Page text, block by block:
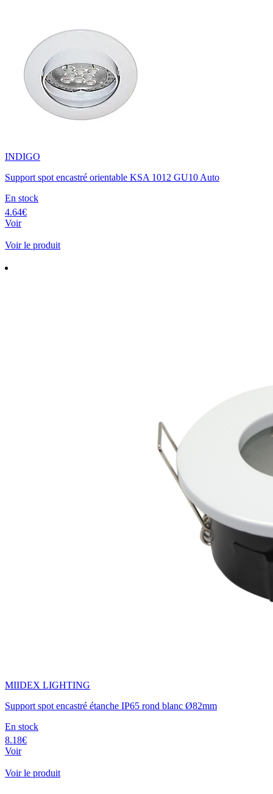
INDIGO
Support spot encastré orientable KSA 1012 GU10 Auto
En stock
4.64€
Voir
Voir le produit
MIIDEX LIGHTING
Support spot encastré étanche IP65 rond blanc Ø82mm
En stock
8.18€
Voir
Voir le produit